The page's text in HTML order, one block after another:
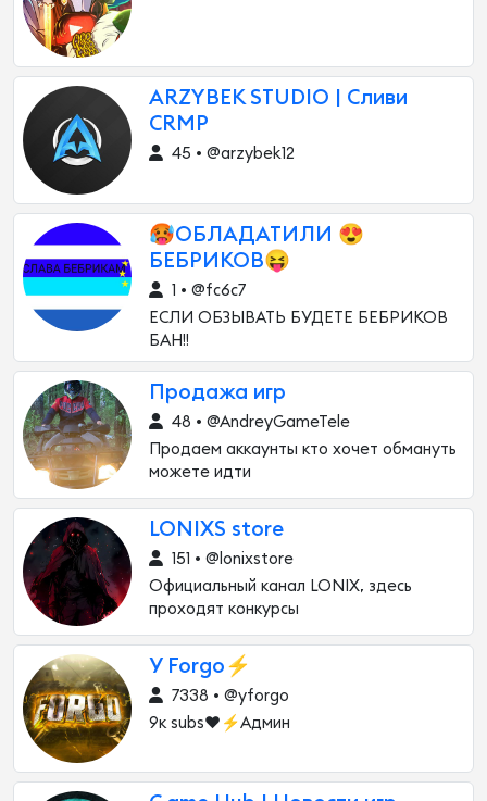
ARZYBEK STUDIO | Сливи
CRMP
45 • @arzybek12
🥵ОБЛАДАТИЛИ 😍
БЕБРИКОВ😝
1 • @fc6c7
ЕСЛИ ОБЗЫВАТЬ БУДЕТЕ БЕБРИКОВ
БАН!!
Продажа игр
48 • @AndreyGameTele
Продаем аккаунты кто хочет обмануть
можете идти
LONIXS store
151 • @lonixstore
Официальный канал LONIX, здесь
проходят конкурсы
У Forgo⚡
7338 • @yforgo
9к subs❤️⚡Админ